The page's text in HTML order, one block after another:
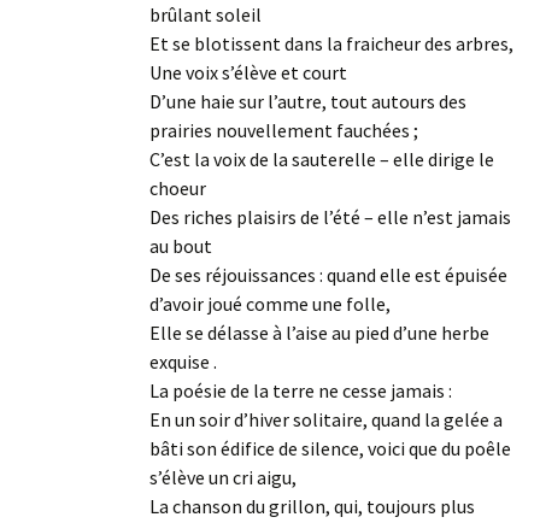
brûlant soleil
Et se blotissent dans la fraicheur des arbres,
Une voix s’élève et court
D’une haie sur l’autre, tout autours des
prairies nouvellement fauchées ;
C’est la voix de la sauterelle – elle dirige le
choeur
Des riches plaisirs de l’été – elle n’est jamais
au bout
De ses réjouissances : quand elle est épuisée
d’avoir joué comme une folle,
Elle se délasse à l’aise au pied d’une herbe
exquise .
La poésie de la terre ne cesse jamais :
En un soir d’hiver solitaire, quand la gelée a
bâti son édifice de silence, voici que du poêle
s’élève un cri aigu,
La chanson du grillon, qui, toujours plus